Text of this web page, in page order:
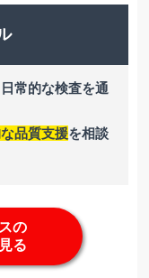
常的な検査を通
品質支援を相談
の
る